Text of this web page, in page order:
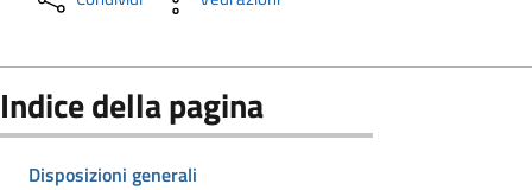
Indice della pagina
Disposizioni generali